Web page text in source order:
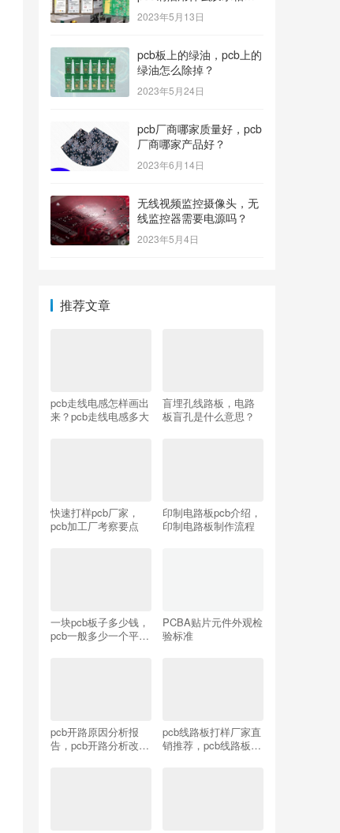
的？
2023年5月13日
pcb板上的绿油，pcb上的
绿油怎么除掉？
2023年5月24日
pcb厂商哪家质量好，pcb
厂商哪家产品好？
2023年6月14日
无线视频监控摄像头，无
线监控器需要电源吗？
2023年5月4日
推荐文章
pcb走线电感怎样画出
来？pcb走线电感多大
盲埋孔线路板，电路
板盲孔是什么意思？
快速打样pcb厂家，
pcb加工厂考察要点
印制电路板pcb介绍，
印制电路板制作流程
一块pcb板子多少钱，
pcb一般多少一个平
PCBA贴片元件外观检
验标准
pcb开路原因分析报
告，pcb开路分析改善
pcb线路板打样厂家直
销推荐，pcb线路板打